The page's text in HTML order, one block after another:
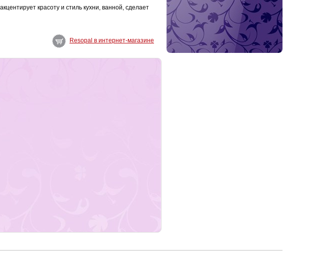
красоту и стиль кухни, ванной, сделает
Resopal в интернет-магазине